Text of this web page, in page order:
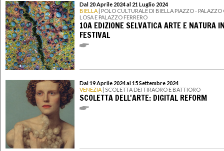
Dal 20 Aprile 2024 al 21 Luglio 2024
BIELLA | POLO CULTURALE DI BIELLA PIAZZO -
LOSA E PALAZZO FERRERO
10A EDIZIONE SELVATICA ARTE E NATURA
FESTIVAL
Dal 19 Aprile 2024 al 15 Settembre 2024
VENEZIA | SCOLETTA DEI TIRAORO E BATTIORO
SCOLETTA DELL'ARTE: DIGITAL REFORM